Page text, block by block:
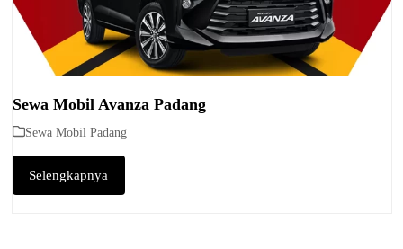
Sewa Mobil Avanza Padang
Sewa Mobil Padang
Selengkapnya